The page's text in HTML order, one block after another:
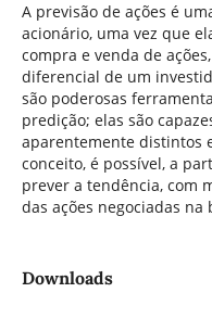
A previsão de ações é
acionário, uma vez que
compra e venda de
diferencial de um
são poderosas
predição; elas são
aparentemente distintos
conceito, é possível, a
prever a tendência, com
das ações negociadas
Downloads